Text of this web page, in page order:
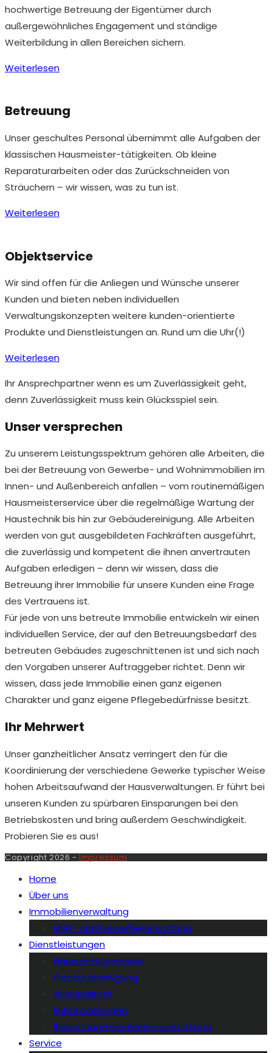
hochwertige Betreuung der Eigentümer durch
außergewöhnliches Engagement und ständige
Weiterbildung in allen Bereichen sichern.
Weiterlesen
Betreuung
Unser geschultes Personal übernimmt alle Aufgaben der
klassischen Hausmeister-tätigkeiten. Ob kleine
Reparaturarbeiten oder das Zurückschneiden von
Sträuchern – wir wissen, was zu tun ist.
Weiterlesen
Objektservice
Wir sind offen für die Anliegen und Wünsche unserer
Kunden und bieten neben individuellen
Verwaltungskonzepten weitere kunden-orientierte
Produkte und Dienstleistungen an. Rund um die Uhr(!)
Weiterlesen
Ihr Ansprechpartner wenn es um Zuverlässigkeit geht,
denn Zuverlässigkeit muss kein Glücksspiel sein.
Unser versprechen
Zu unserem Leistungsspektrum gehören alle Arbeiten, die
bei der Betreuung von Gewerbe- und Wohnimmobilien im
Innen- und Außenbereich anfallen – vom routinemäßigen
Hausmeisterservice über die regelmäßige Wartung der
Haustechnik bis hin zur Gebäudereinigung. Alle Arbeiten
werden von gut ausgebildeten Fachkräften ausgeführt,
die zuverlässig und kompetent die ihnen anvertrauten
Aufgaben erledigen – denn wir wissen, dass die
Betreuung ihrer Immobilie für unsere Kunden eine Frage
des Vertrauens ist.
Für jede von uns betreute Immobilie entwickeln wir einen
individuellen Service, der auf den Betreuungsbedarf des
betreuten Gebäudes zugeschnittenen ist und sich nach
den Vorgaben unserer Auftraggeber richtet. Denn wir
wissen, dass jede Immobilie einen ganz eigenen
Charakter und ganz eigene Pflegebedürfnisse besitzt.
Ihr Mehrwert
Unser ganzheitlicher Ansatz verringert den für die
Koordinierung der verschiedene Gewerke typischer Weise
hohen Arbeitsaufwand der Hausverwaltungen. Er führt bei
unseren Kunden zu spürbaren Einsparungen bei den
Betriebskosten und bring außerdem Geschwindigkeit.
Probieren Sie es aus!
Copyright 2026 -Impressum
Home
Über uns
Immobilienverwaltung
Miet- und Gewerbeverwaltung
Dienstleistungen
Hausmeisterservice
Gebäudereinigung
Winterdienst
Entrümpelungen
Bauleitung-Handwerkervermittlung
Service